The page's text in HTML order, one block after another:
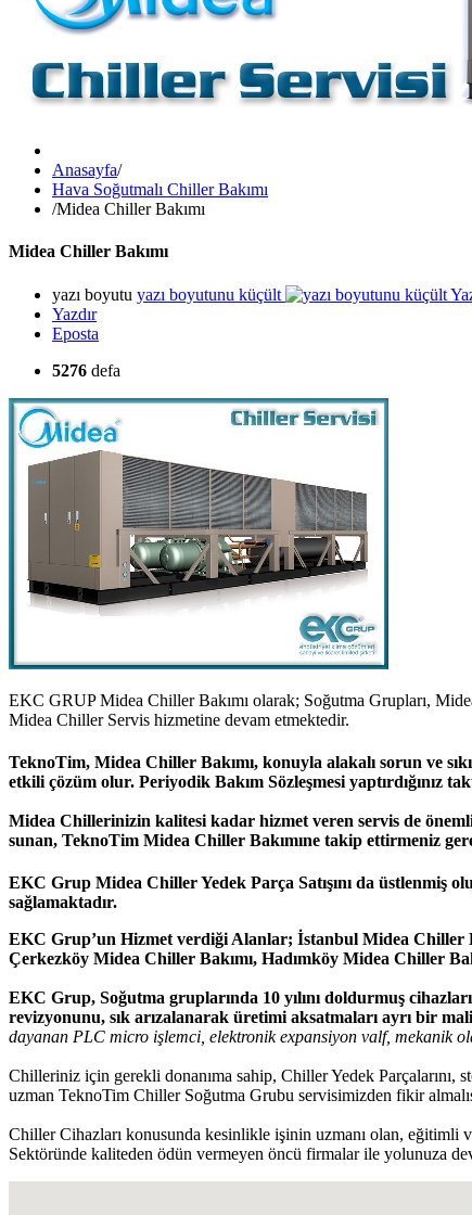
Anasayfa/
Hava Soğutmalı Chiller Bakımı
/Midea Chiller Bakımı
Midea Chiller Bakımı
yazı boyutu yazı boyutunu küçült
Yazdır
Eposta
5276 defa
EKC GRUP Midea Chiller Bakımı olarak; Soğutma Grupları,
Midea Chiller Servis hizmetine devam etmektedir.
TeknoTim, Midea Chiller Bakımı, konuyla alakalı sorun ve
etkili çözüm olur. Periyodik Bakım Sözleşmesi
Midea Chillerinizin kalitesi kadar hizmet veren servis de
sunan, TeknoTim Midea Chiller Bakımıne takip ettirmeniz
EKC Grup Midea Chiller Yedek Parça Satışını da üstlenmiş
sağlamaktadır.
EKC Grup’un Hizmet verdiği Alanlar; İstanbul Midea Chiller
Çerkezköy Midea Chiller Bakımı, Hadımköy Midea Chiller
EKC Grup, Soğutma gruplarında 10 yılını doldurmuş
revizyonunu, sık arızalanarak üretimi aksatmaları ayrı bir
dayanan PLC micro işlemci, elektronik expansiyon valf, mekanik
Chilleriniz için gerekli donanıma sahip, Chiller Yedek
uzman TeknoTim Chiller Soğutma Grubu servisimizden fikir
Chiller Cihazları konusunda kesinlikle işinin uzmanı olan, eğitimli
Sektöründe kaliteden ödün vermeyen öncü firmalar ile yolunuza